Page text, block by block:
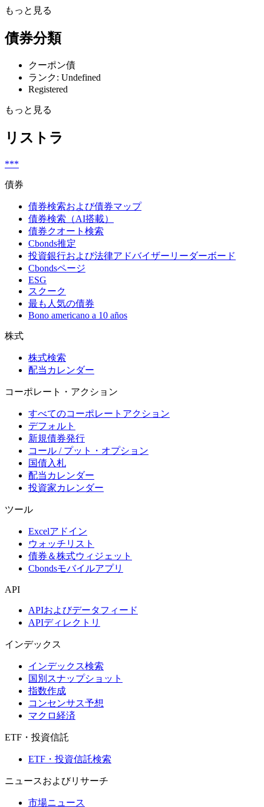
もっと見る
債券分類
クーポン債
ランク: Undefined
Registered
もっと見る
リストラ
***
債券
債券検索および債券マップ
債券検索（AI搭載）
債券クオート検索
Cbonds推定
投資銀行および法律アドバイザーリーダーボード
Cbondsページ
ESG
スクーク
最も人気の債券
Bono americano a 10 años
株式
株式検索
配当カレンダー
コーポレート・アクション
すべてのコーポレートアクション
デフォルト
新規債券発行
コール / プット・オプション
国債入札
配当カレンダー
投資家カレンダー
ツール
Excelアドイン
ウォッチリスト
債券＆株式ウィジェット
Cbondsモバイルアプリ
API
APIおよびデータフィード
APIディレクトリ
インデックス
インデックス検索
国別スナップショット
指数作成
コンセンサス予想
マクロ経済
ETF・投資信託
ETF・投資信託検索
ニュースおよびリサーチ
市場ニュース